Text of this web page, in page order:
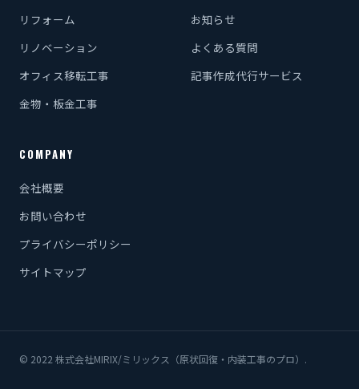
リフォーム
リノベーション
オフィス移転工事
金物・板金工事
お知らせ
よくある質問
記事作成代行サービス
COMPANY
会社概要
お問い合わせ
プライバシーポリシー
サイトマップ
© 2022 株式会社MIRIX/ミリックス（原状回復・内装工事のプロ）.